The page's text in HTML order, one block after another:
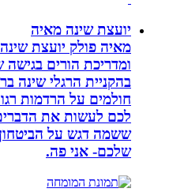
יועצת שינה מאיה
מאיה פולק יועצת שינה,
ומדריכת הורים בגישה
בהקניית הרגלי שינה
חולמים על הרדמות
לכם לעשות את הדברים
ששמה דגש על הביטחון
שלכם- אני פה.